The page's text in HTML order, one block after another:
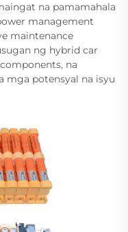
na pamamahala
management
maintenance
ng hybrid car
na
mga potensyal na isyu